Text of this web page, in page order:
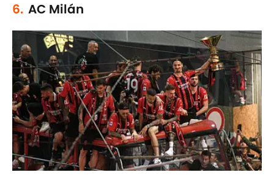
6. AC Milán